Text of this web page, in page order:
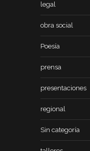
legal
obra social
Poesía
prensa
presentaciones
regional
Sin categoría